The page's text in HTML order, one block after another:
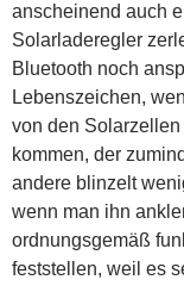
anscheinend auch
Solarladeregler
Bluetooth noch
Lebenszeichen,
von den
kommen, der
andere blinzelt
wenn man ihn
ordnungsgemäß
feststellen, weil es